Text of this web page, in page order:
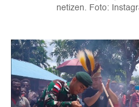
netizen. Foto: